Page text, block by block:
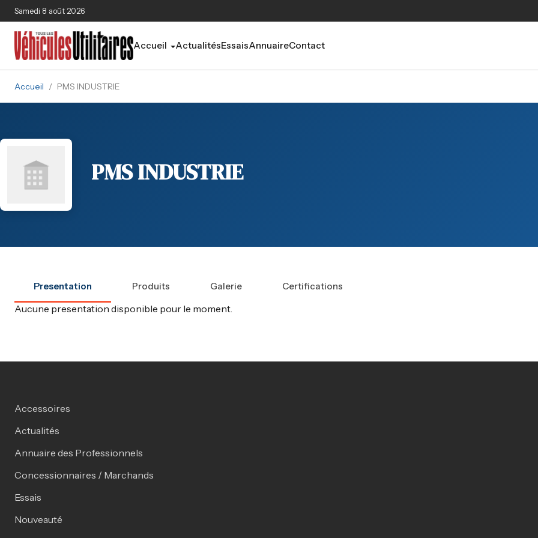
Aller au contenu principal
Samedi 8 août 2026
Accueil ActualitésEssaisAnnuaireContact
Accueil / PMS INDUSTRIE
PMS INDUSTRIE
Presentation Produits Galerie Certifications
Aucune presentation disponible pour le moment.
Accessoires
Actualités
Annuaire des Professionnels
Concessionnaires / Marchands
Essais
Nouveauté